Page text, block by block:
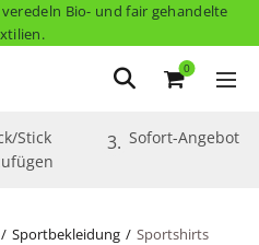
Bio- und fair gehandelte
0
Stick
3. Sofort-Angebot
Sportbekleidung Sportshirts